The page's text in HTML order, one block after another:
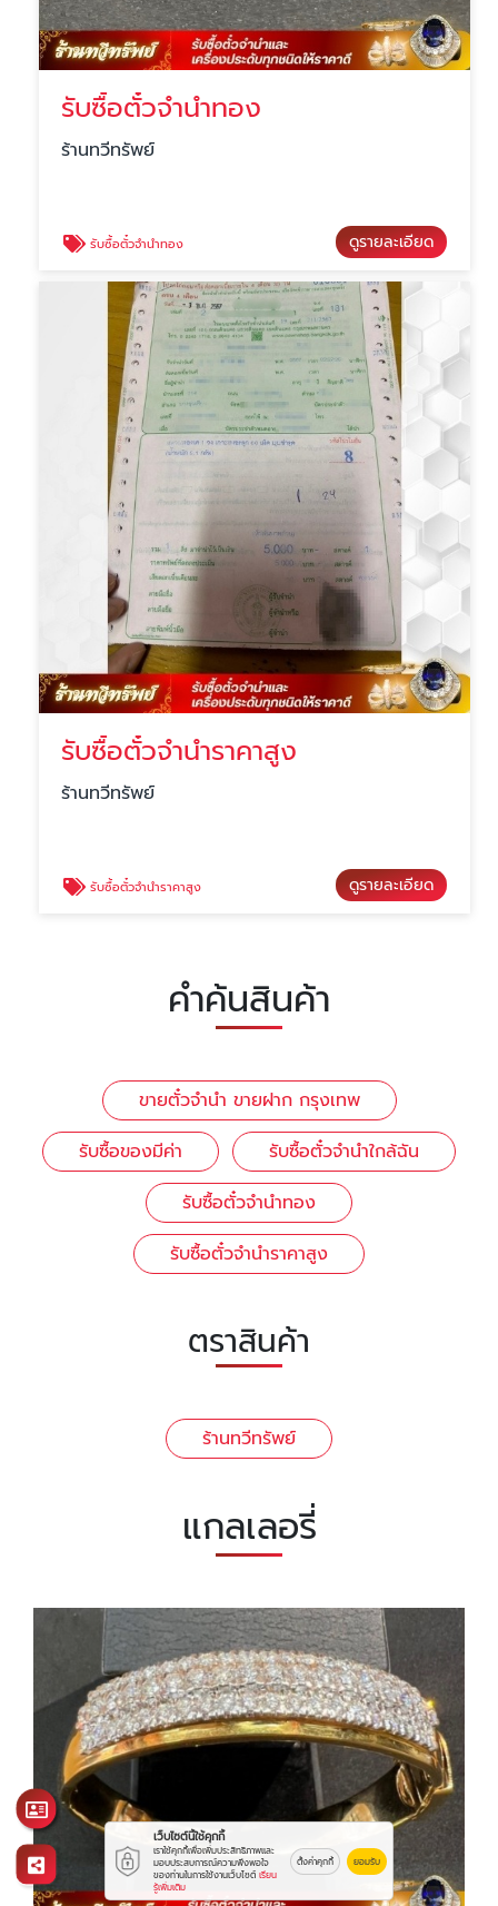
รับซื้อตั๋วจำนำทอง
ร้านทวีทรัพย์
รับซื้อตั๋วจำนำทอง ดูรายละเอียด
รับซื้อตั๋วจำนำราคาสูง
ร้านทวีทรัพย์
รับซื้อตั๋วจำนำราคาสูง ดูรายละเอียด
คำค้นสินค้า
ขายตั๋วจำนำ ขายฝาก กรุงเทพ
รับซื้อของมีค่า
รับซื้อตั๋วจำนำใกล้ฉัน
รับซื้อตั๋วจำนำทอง
รับซื้อตั๋วจำนำราคาสูง
ตราสินค้า
ร้านทวีทรัพย์
แกลเลอรี่
เว็บไซต์นี้ใช้คุกกี้
เราใช้คุกกี้เพื่อเพิ่มประสิทธิภาพและ
มอบประสบการณ์ความพึงพอใจ
ของท่านในการใช้งานเว็บไซต์ เรียน
รู้เพิ่มเติม
ตั้งค่าคุกกี้ ยอมรับ